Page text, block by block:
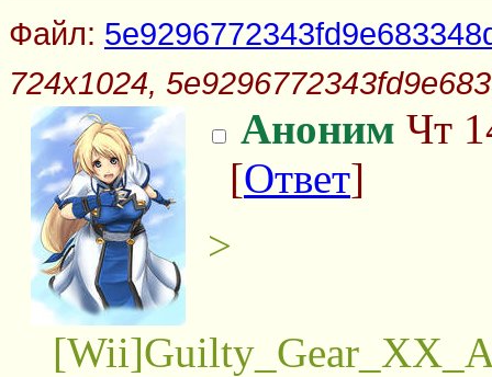
Файл:
724x1024,
Аноним Чт
[Ответ]
>